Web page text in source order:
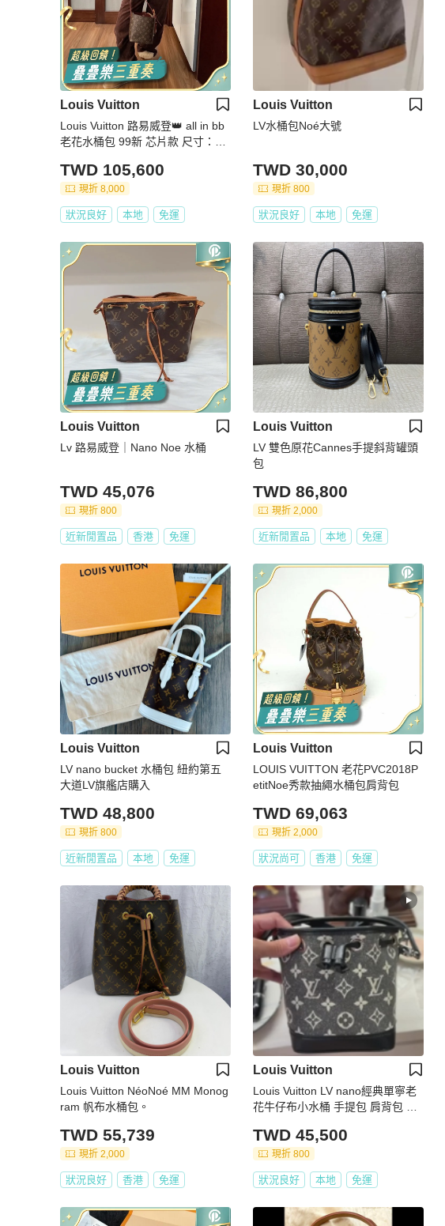
Louis Vuitton
Louis Vuitton 路易威登👑 all in bb
老花水桶包 99新 芯片款 尺寸：17
月小票 包裝盒
TWD 105,600
現折 8,000
狀況良好 本地 免運
Louis Vuitton
LV水桶包Noé大號
TWD 30,000
現折 800
狀況良好 本地 免運
Louis Vuitton
Lv 路易威登｜Nano Noe 水桶
TWD 45,076
現折 800
近新閒置品 香港 免運
Louis Vuitton
LV 雙色原花Cannes手提斜背罐頭
包
TWD 86,800
現折 2,000
近新閒置品 本地 免運
Louis Vuitton
LV nano bucket 水桶包 紐約第五
大道LV旗艦店購入
TWD 48,800
現折 800
近新閒置品 本地 免運
Louis Vuitton
LOUIS VUITTON 老花PVC2018P
etitNoe秀款抽繩水桶包肩背包
TWD 69,063
現折 2,000
狀況尚可 香港 免運
Louis Vuitton
Louis Vuitton NéoNoé MM Monog
ram 帆布水桶包。
TWD 55,739
現折 2,000
狀況良好 香港 免運
Louis Vuitton
Louis Vuitton LV nano經典單寧老
花牛仔布小水桶 手提包 肩背包 斜
TWD 45,500
現折 800
狀況良好 本地 免運